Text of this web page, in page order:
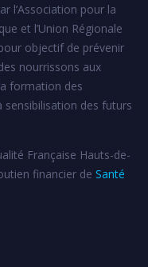
l’Association pour la
et l’Union Régionale
objectif de prévenir
nourrissons aux
formation des
des futurs
Française Hauts-de-
financier de Santé